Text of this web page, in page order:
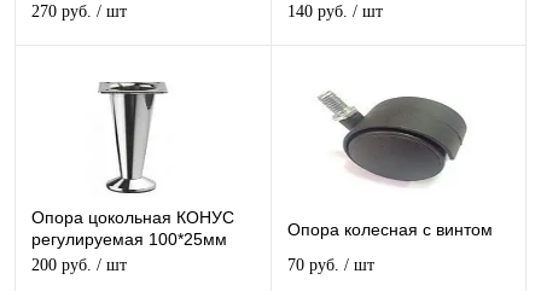
270 руб. / шт 140 руб. / шт
Опора цокольная КОНУС
регулируемая 100*25мм
(Хром)
200 руб. / шт
Опора колесная с винтом
70 руб. / шт